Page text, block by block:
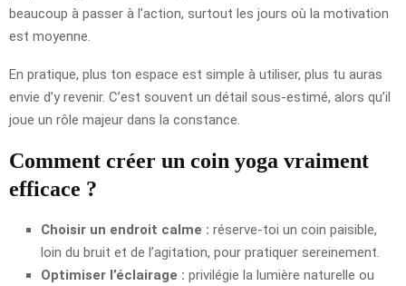
beaucoup à passer à l’action, surtout les jours où la motivation
est moyenne.
En pratique, plus ton espace est simple à utiliser, plus tu auras
envie d’y revenir. C’est souvent un détail sous-estimé, alors qu’il
joue un rôle majeur dans la constance.
Comment créer un coin yoga vraiment
efficace ?
Choisir un endroit calme : réserve-toi un coin paisible,
loin du bruit et de l’agitation, pour pratiquer sereinement.
Optimiser l’éclairage : privilégie la lumière naturelle ou